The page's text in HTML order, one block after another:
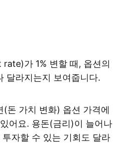
가 1% 변할 때, 옵션의
달라지는지 보여줍니다.
(돈 가치 변화) 옵션 가격에
어요. 용돈(금리)이 늘어나
투자할 수 있는 기회도 달라